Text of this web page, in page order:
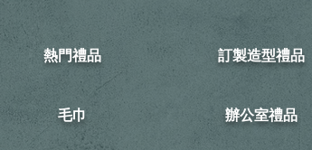
熱門禮品
毛巾
訂製造型禮品
​辦公室禮品